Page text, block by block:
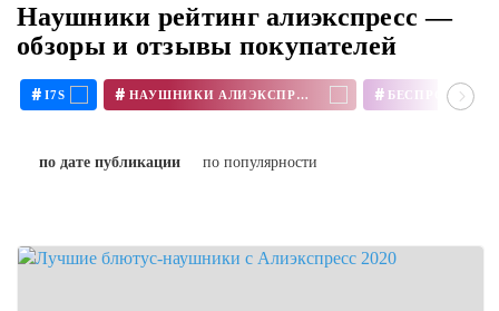
Наушники рейтинг алиэкспресс —
обзоры и отзывы покупателей
# I7S # НАУШНИКИ АЛИЭКСПРЕСС #
по дате публикации по популярности